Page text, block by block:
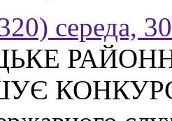
середа,
КОНКУРС